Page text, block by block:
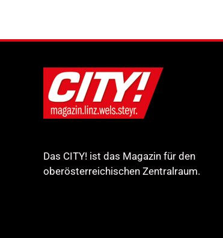
Das CITY! ist das Magazin für den
oberösterreichischen Zentralraum.